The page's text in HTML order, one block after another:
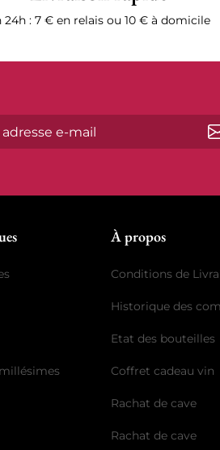
24h : 7 € en relais ou 10 € à domicile
À propos
Conditions de
Historique des
Etat des bouteilles
Coffret cadeau vin
Rachat de cave
Rachat de cave